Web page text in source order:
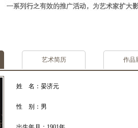
艺术简历 作品
姓 名：晏济元
性 别：男